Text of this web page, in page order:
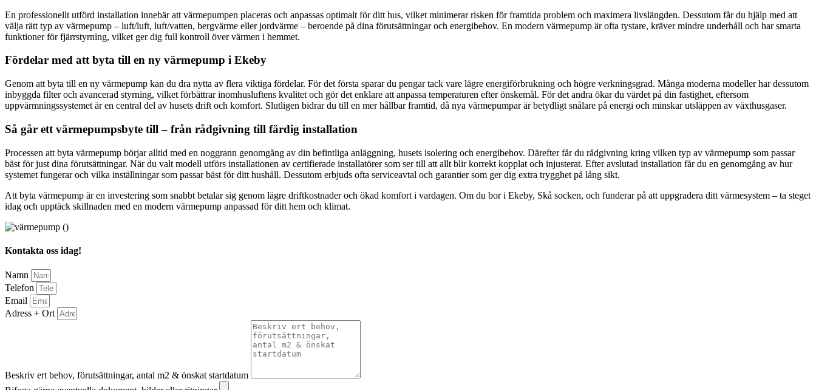
En professionellt utförd installation innebär att värmepumpen placeras och anpassas optimalt för ditt hus, vilket minimerar risken för framtida problem och maximera livslängden. Dessutom får du hjälp med att
välja rätt typ av värmepump – luft/luft, luft/vatten, bergvärme eller jordvärme – beroende på dina förutsättningar och energibehov. En modern värmepump är ofta tystare, kräver mindre underhåll och har smarta
funktioner för fjärrstyrning, vilket ger dig full kontroll över värmen i hemmet.
Fördelar med att byta till en ny värmepump i Ekeby
Genom att byta till en ny värmepump kan du dra nytta av flera viktiga fördelar. För det första sparar du pengar tack vare lägre energiförbrukning och högre verkningsgrad. Många moderna modeller har dessutom
inbyggda filter och avancerad styrning, vilket förbättrar inomhusluftens kvalitet och gör det enklare att anpassa temperaturen efter önskemål. För det andra ökar du värdet på din fastighet, eftersom
uppvärmningssystemet är en central del av husets drift och komfort. Slutligen bidrar du till en mer hållbar framtid, då nya värmepumpar är betydligt snålare på energi och minskar utsläppen av växthusgaser.
Så går ett värmepumpsbyte till – från rådgivning till färdig installation
Processen att byta värmepump börjar alltid med en noggrann genomgång av din befintliga anläggning, husets isolering och energibehov. Därefter får du rådgivning kring vilken typ av värmepump som passar
bäst för just dina förutsättningar. När du valt modell utförs installationen av certifierade installatörer som ser till att allt blir korrekt kopplat och injusterat. Efter avslutad installation får du en genomgång av hur
systemet fungerar och vilka inställningar som passar bäst för ditt hushåll. Dessutom erbjuds ofta serviceavtal och garantier som ger dig extra trygghet på lång sikt.
Att byta värmepump är en investering som snabbt betalar sig genom lägre driftkostnader och ökad komfort i vardagen. Om du bor i Ekeby, Skå socken, och funderar på att uppgradera ditt värmesystem – ta steget
idag och upptäck skillnaden med en modern värmepump anpassad för ditt hem och klimat.
Kontakta oss idag!
Namn
Telefon
Email
Adress + Ort
Beskriv ert behov, förutsättningar, antal m2 & önskat startdatum